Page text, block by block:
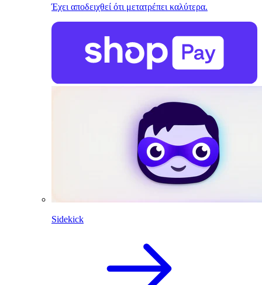
Έχει αποδειχθεί ότι μετατρέπει καλύτερα.
Sidekick